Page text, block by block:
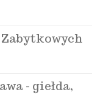
- giełda,